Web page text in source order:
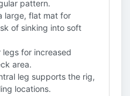
pattern.
large, flat mat for
of sinking into soft
legs for increased
area.
leg supports the rig,
locations.